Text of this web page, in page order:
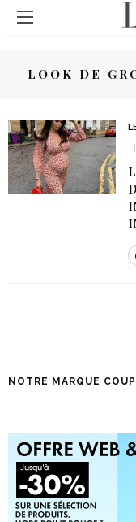
LOOK DE
NOTRE MARQUE